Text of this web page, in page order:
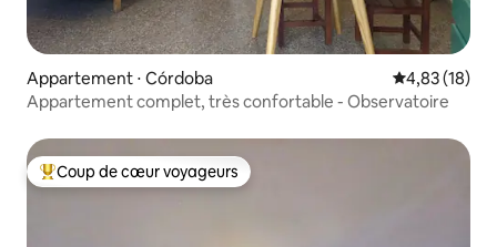
Appartement ⋅ Córdoba Évaluation
4,83 (18)
Appartement complet, très confortable - Observatoire
Coups de cœur voyageurs les plus appréciés
Coup de cœur voyageurs